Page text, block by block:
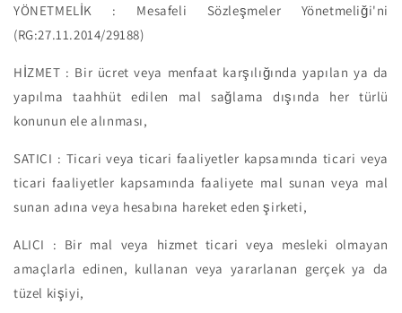
YÖNETMELİK : Mesafeli Sözleşmeler Yönetmeliği'ni
(RG:27.11.2014/29188)
HİZMET : Bir ücret veya menfaat karşılığında yapılan ya da
yapılma taahhüt edilen mal sağlama dışında her türlü
konunun ele alınması,
SATICI : Ticari veya ticari faaliyetler kapsamında ticari veya
ticari faaliyetler kapsamında faaliyete mal sunan veya mal
sunan adına veya hesabına hareket eden şirketi,
ALICI : Bir mal veya hizmet ticari veya mesleki olmayan
amaçlarla edinen, kullanan veya yararlanan gerçek ya da
tüzel kişiyi,